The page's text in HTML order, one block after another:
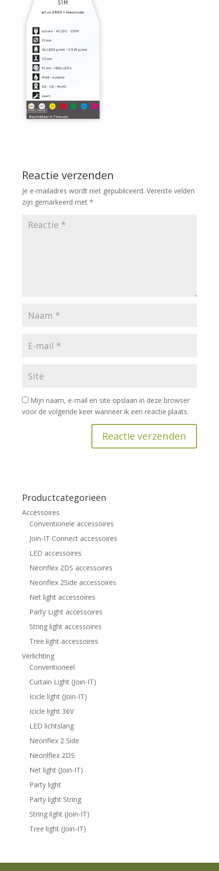
Reactie verzenden
Je e-mailadres wordt niet gepubliceerd. Vereiste velden
zijn gemarkeerd met *
Mijn naam, e-mail en site opslaan in deze browser
voor de volgende keer wanneer ik een reactie plaats.
Productcategorieën
Accessoires
Conventionele accessoires
Join-IT Connect accessoires
LED accessoires
Neonflex 2DS accessoires
Neonflex 2Side accessoires
Net light accessoires
Party Light accessoires
String light accessoires
Tree light accessoires
Verlichting
Conventioneel
Curtain Light (Join-IT)
Icicle light (Join-IT)
Icicle light 36V
LED lichtslang
Neonflex 2 Side
Neonlflex 2DS
Net light (Join-IT)
Party light
Party light String
String light (Join-IT)
Tree light (Join-IT)